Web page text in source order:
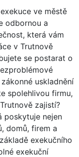
ve městě
odbornou a
která vám
v Trutnově
se postarat o
uskladnění
spolehlivou firmu,
zajistí?
poskytuje nejen
domů, firem a
exekučního
exekuční